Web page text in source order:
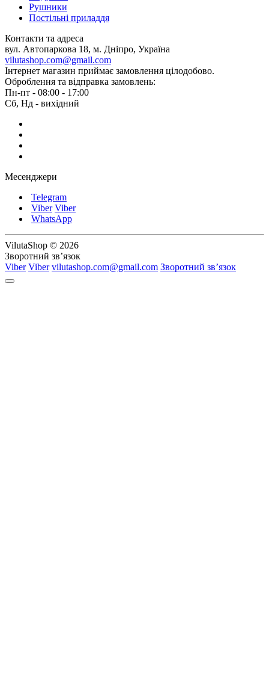
Рушники
Постільні приладдя
Контакти та адреса
вул. Автопаркова 18, м. Дніпро, Україна
vilutashop.com@gmail.com
Інтернет магазин приймає замовлення цілодобово.
Оброблення та відправка замовлень:
Пн-пт - 08:00 - 17:00
Сб, Нд - вихідний
Месенджери
Telegram
Viber Viber
WhatsApp
VilutaShop © 2026
Зворотний зв’язок
Viber Viber vilutashop.com@gmail.com Зворотний зв’язок